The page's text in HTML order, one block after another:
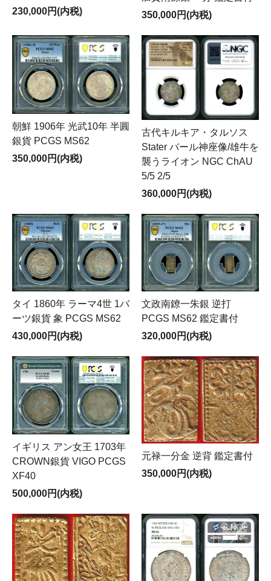
230,000円(内税)
350,000円(内税)
朝鮮 1906年 光武10年 半圓
銀貨 PCGS MS62
350,000円(内税)
古代キルキア・タルソス
Stater バール神座像/雄牛を
襲うライオン NGC ChAU
5/5 2/5
360,000円(内税)
タイ 1860年 ラーマ4世 1バ
ーツ銀貨 象 PCGS MS62
430,000円(内税)
文政南鐐一朱銀 逆打
PCGS MS62 鑑定書付
320,000円(内税)
イギリス アン女王 1703年
CROWN銀貨 VIGO PCGS
XF40
500,000円(内税)
元禄一分金 逆背 鑑定書付
350,000円(内税)